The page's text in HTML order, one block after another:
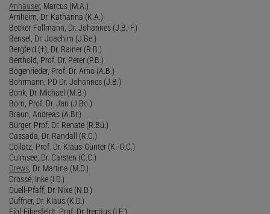
Anhäuser, Marcus (M.A.)
Arnheim, Dr. Katharina (K.A.)
Becker-Follmann, Dr. Johannes (J.B.-F.)
Bensel, Dr. Joachim (J.Be.)
Bergfeld (†), Dr. Rainer (R.B.)
Berthold, Prof. Dr. Peter (P.B.)
Bogenrieder, Prof. Dr. Arno (A.B.)
Bohrmann, PD Dr. Johannes (J.B.)
Bonk, Dr. Michael (M.B.)
Born, Prof. Dr. Jan (J.Bo.)
Braun, Andreas (A.Br.)
Bürger, Prof. Dr. Renate (R.Bü.)
Cassada, Dr. Randall (R.C.)
Collatz, Prof. Dr. Klaus-Günter (K.-G.C.)
Culmsee, Dr. Carsten (C.C.)
Drews , Dr. Martina (M.D.)
Drossé, Inke (I.D.)
Duell-Pfaff, Dr. Nixe (N.D.)
Duffner, Dr. Klaus (K.D.)
Eibl-Eibesfeldt, Prof. Dr. Irenäus (I.E.)